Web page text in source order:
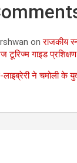
onराजकीय
टूरिज्म गाइड
लाइब्रेरी ने चमोली के